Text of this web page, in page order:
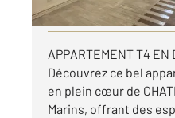
Visiter le site dédié
APPARTEMENT T4 EN
Découvrez ce bel
en plein cœur de
Marins, offrant des